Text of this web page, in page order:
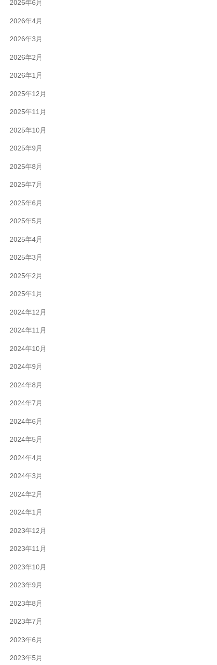
2026年6月
2026年4月
2026年3月
2026年2月
2026年1月
2025年12月
2025年11月
2025年10月
2025年9月
2025年8月
2025年7月
2025年6月
2025年5月
2025年4月
2025年3月
2025年2月
2025年1月
2024年12月
2024年11月
2024年10月
2024年9月
2024年8月
2024年7月
2024年6月
2024年5月
2024年4月
2024年3月
2024年2月
2024年1月
2023年12月
2023年11月
2023年10月
2023年9月
2023年8月
2023年7月
2023年6月
2023年5月